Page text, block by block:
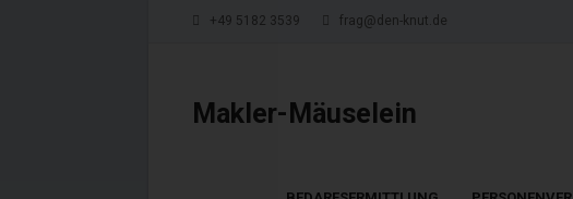
+49 5182 3539 frag@den-knut.de
Makler-Mäuselein